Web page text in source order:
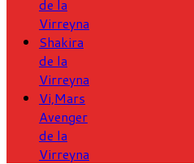
de la
Virreyna
Shakira
de la
Virreyna
Vi,Mars
Avenger
de la
Virreyna